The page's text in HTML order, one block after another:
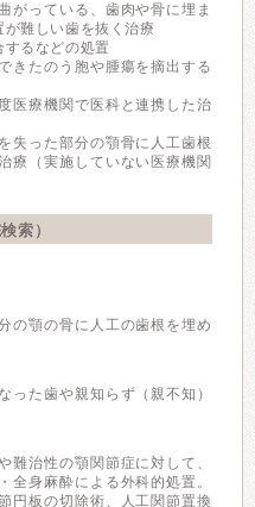
がっている、歯肉や骨に埋ま
難しい歯を抜く治療
するなどの処置
きたのう胞や腫瘍を摘出する
医療機関で医科と連携した治
失った部分の顎骨に人工歯根
療（実施していない医療機関
索）
の顎の骨に人工の歯根を埋め
った歯や親知らず（親不知）
難治性の顎関節症に対して、
全身麻酔による外科的処置。
円板の切除術、人工関節置換